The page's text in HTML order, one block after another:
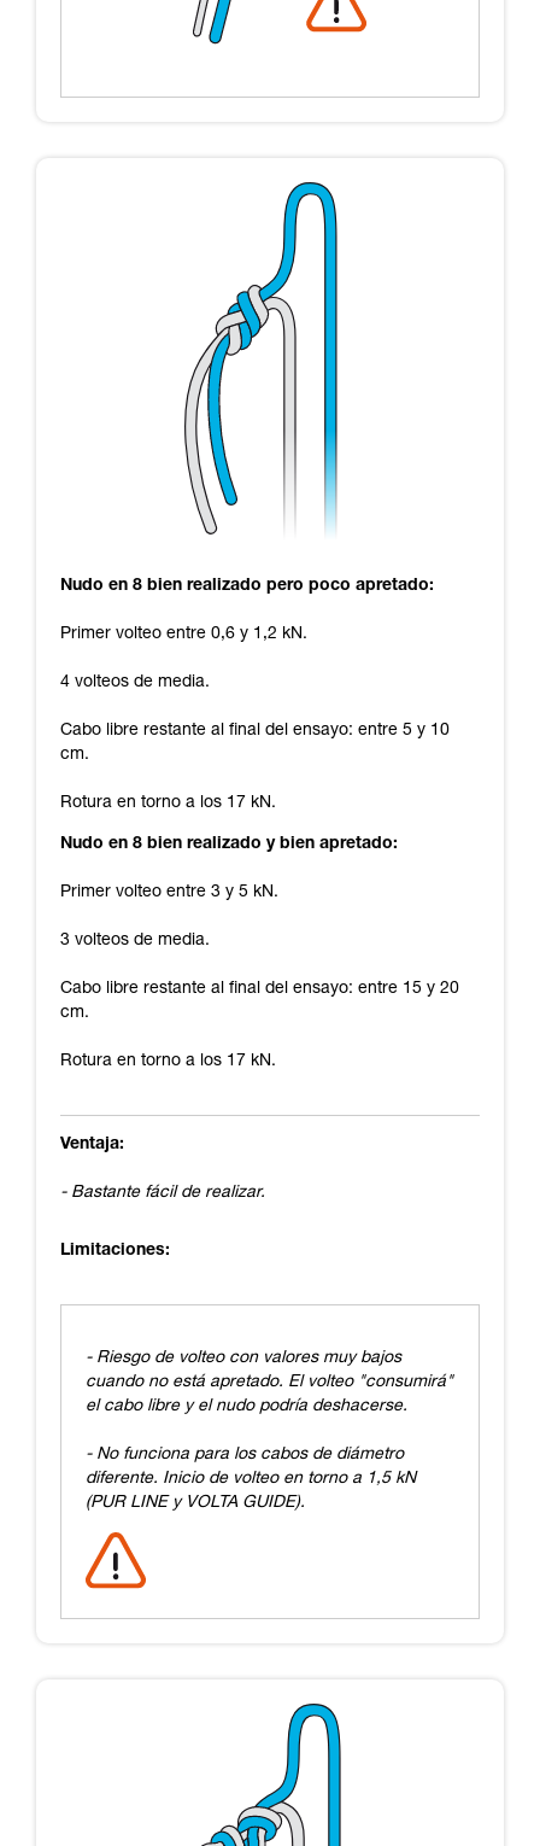
Nudo en 8 bien realizado pero poco apretado:
Primer volteo entre 0,6 y 1,2 kN.
4 volteos de media.
Cabo libre restante al final del ensayo: entre 5 y 10
cm.
Rotura en torno a los 17 kN.
Nudo en 8 bien realizado y bien apretado:
Primer volteo entre 3 y 5 kN.
3 volteos de media.
Cabo libre restante al final del ensayo: entre 15 y 20
cm.
Rotura en torno a los 17 kN.
Ventaja:
- Bastante fácil de realizar.
Limitaciones:
- Riesgo de volteo con valores muy bajos
cuando no está apretado. El volteo "consumirá"
el cabo libre y el nudo podría deshacerse.
- No funciona para los cabos de diámetro
diferente. Inicio de volteo en torno a 1,5 kN
(PUR LINE y VOLTA GUIDE).